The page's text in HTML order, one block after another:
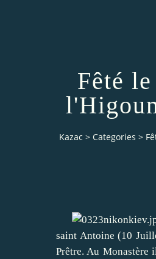
Fêté
Kazac > Categories >
saint Antoine (10
Prêtre. Au Monastère il